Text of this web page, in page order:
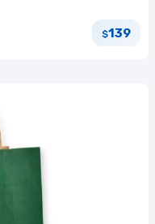
$139